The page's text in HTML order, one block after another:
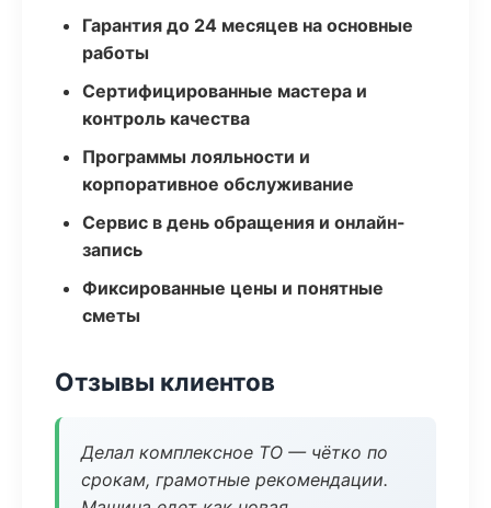
Гарантия до 24 месяцев на основные
работы
Сертифицированные мастера и
контроль качества
Программы лояльности и
корпоративное обслуживание
Сервис в день обращения и онлайн-
запись
Фиксированные цены и понятные
сметы
Отзывы клиентов
Делал комплексное ТО — чётко по
срокам, грамотные рекомендации.